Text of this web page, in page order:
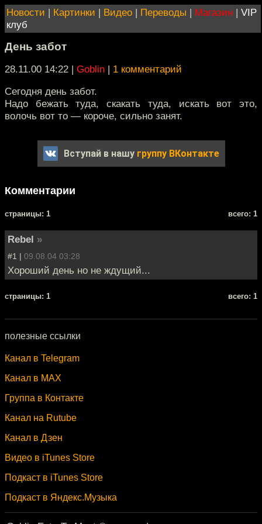
Новости | Картинки | Видео | Переводы | Магазин | VIP
клуб
День забот
28.11.00 14:22 | Goblin | 1 комментарий
Сегодня день забот.
Надо бежать туда, скакать туда, искать вот это,
волочь вот то — короче, сильно занят.
Вступай в нашу группу ВКонтакте
Комментарии
cтраницы: 1 всего: 1
Rebel »
#1 | 09.08.04 03:28
Хороший день но не ждущий...
cтраницы: 1 всего: 1
полезные ссылки
Канал в Telegram
Канал в MAX
Группа в Контакте
Канал на Rutube
Канал в Дзен
Видео в iTunes Store
Подкаст в iTunes Store
Подкаст в Яндекс.Музыка